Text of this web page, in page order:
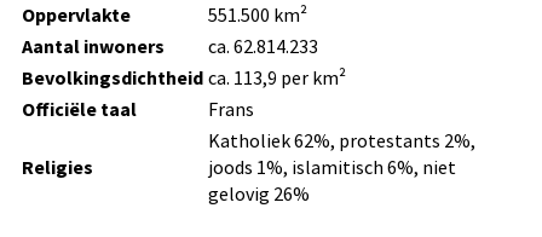
Oppervlakte
551.500 km²
Aantal inwoners
ca. 62.814.233
Bevolkingsdichtheid ca. 113,9 per km²
Officiële taal
Frans
Religies
Katholiek 62%, protestants 2%,
joods 1%, islamitisch 6%, niet
gelovig 26%